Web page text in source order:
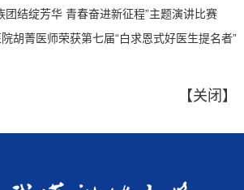
团结绽芳华 青春奋进新征程”主题演讲比赛
胡菁医师荣获第七届“白求恩式好医生提名者”
【关闭 】